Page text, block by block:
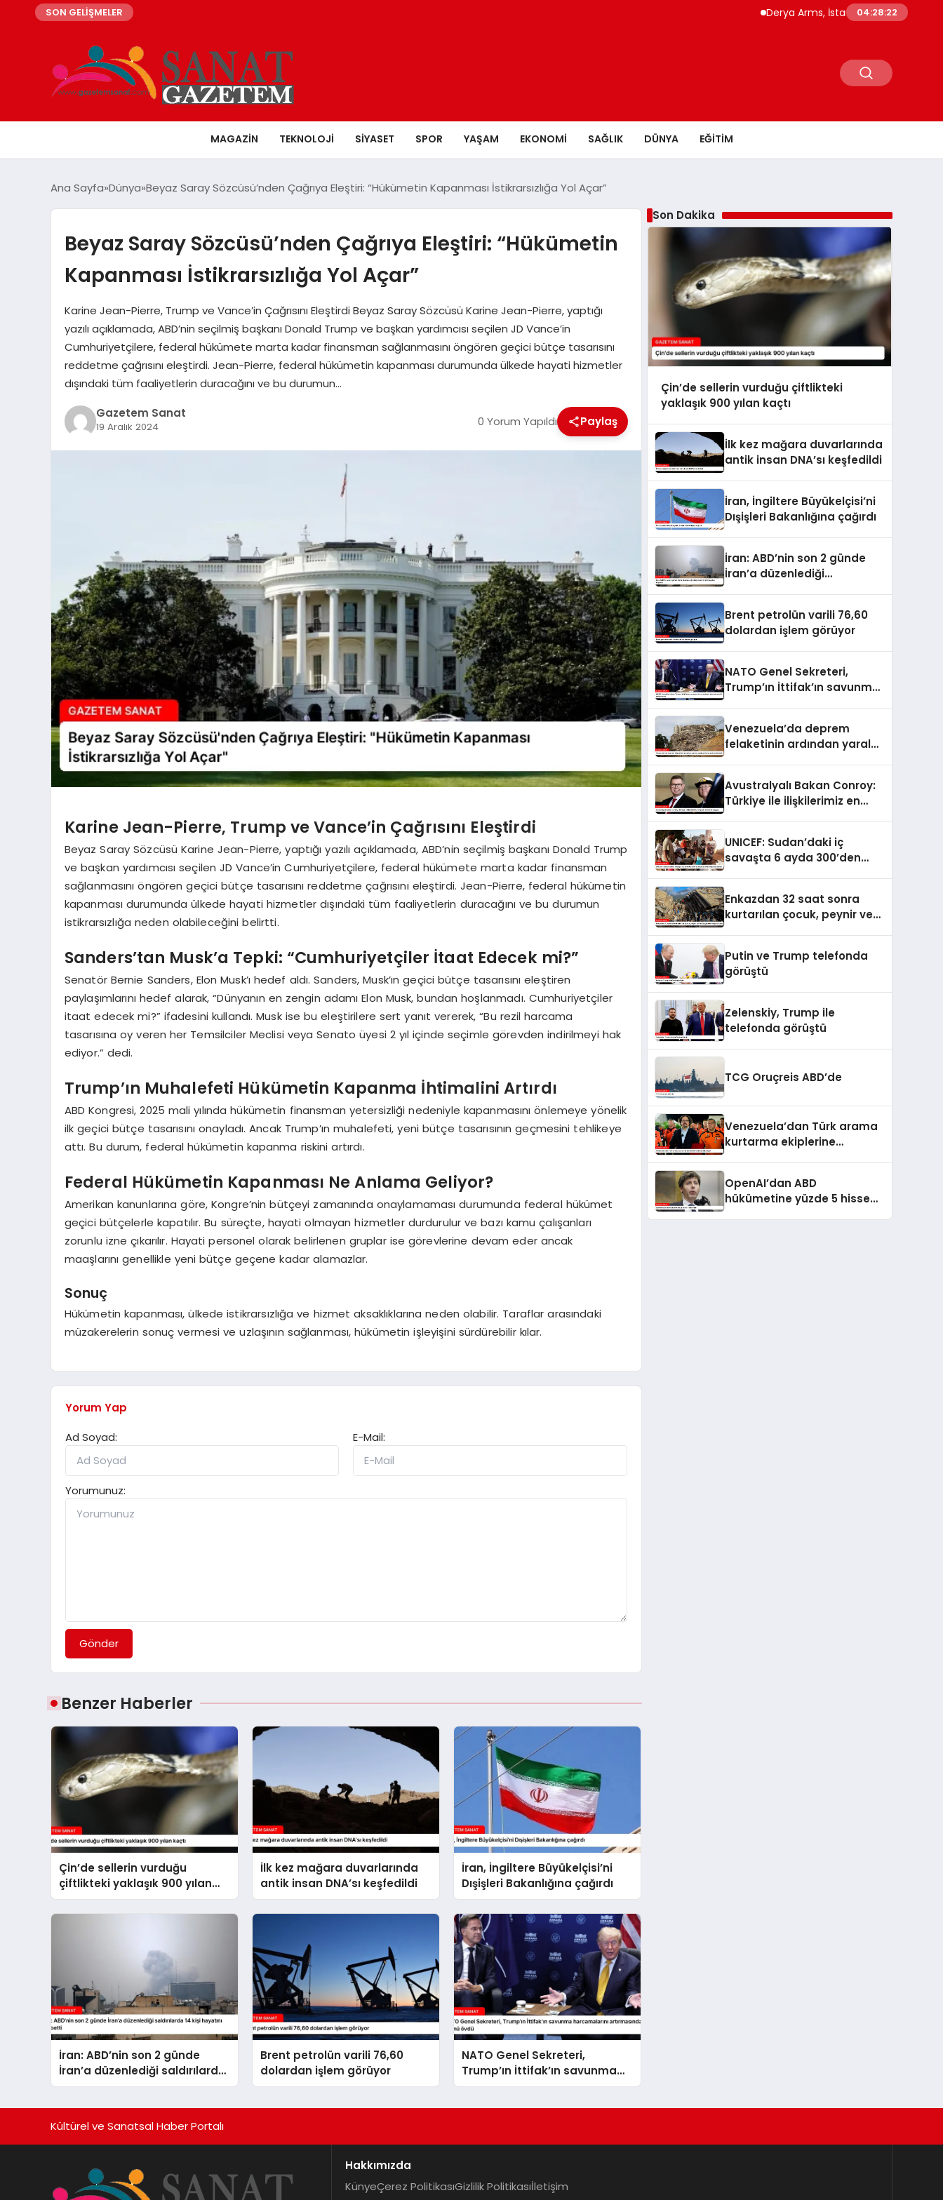
SON GELİŞMELER Derya Arms, İstanbul Prohunt 2026’da
04:28:23
MAGAZIN TEKNOLOJI SIYASET SPOR YAŞAM EKONOMI SAĞLIK DÜNYA EĞITIM
Ana Sayfa Dünya Beyaz Saray Sözcüsü’nden Çağrıya Eleştiri: “Hükümetin Kapanması İstikrarsızlığa Yol Açar”
Beyaz Saray Sözcüsü’nden Çağrıya Eleştiri: “Hükümetin
Kapanması İstikrarsızlığa Yol Açar”
Karine Jean-Pierre, Trump ve Vance’in Çağrısını Eleştirdi Beyaz Saray Sözcüsü Karine Jean-Pierre, yaptığı
yazılı açıklamada, ABD’nin seçilmiş başkanı Donald Trump ve başkan yardımcısı seçilen JD Vance’in
Cumhuriyetçilere, federal hükümete marta kadar finansman sağlanmasını öngören geçici bütçe tasarısını
reddetme çağrısını eleştirdi. Jean-Pierre, federal hükümetin kapanması durumunda ülkede hayati hizmetler
dışındaki tüm faaliyetlerin duracağını ve bu durumun…
Gazetem Sanat
19 Aralık 2024 0 Yorum Yapıldı Paylaş
Karine Jean-Pierre, Trump ve Vance’in Çağrısını Eleştirdi
Beyaz Saray Sözcüsü Karine Jean-Pierre, yaptığı yazılı açıklamada, ABD’nin seçilmiş başkanı Donald Trump
ve başkan yardımcısı seçilen JD Vance’in Cumhuriyetçilere, federal hükümete marta kadar finansman
sağlanmasını öngören geçici bütçe tasarısını reddetme çağrısını eleştirdi. Jean-Pierre, federal hükümetin
kapanması durumunda ülkede hayati hizmetler dışındaki tüm faaliyetlerin duracağını ve bu durumun
istikrarsızlığa neden olabileceğini belirtti.
Sanders’tan Musk’a Tepki: “Cumhuriyetçiler İtaat Edecek mi?”
Senatör Bernie Sanders, Elon Musk’ı hedef aldı. Sanders, Musk’ın geçici bütçe tasarısını eleştiren
paylaşımlarını hedef alarak, “Dünyanın en zengin adamı Elon Musk, bundan hoşlanmadı. Cumhuriyetçiler
itaat edecek mi?” ifadesini kullandı. Musk ise bu eleştirilere sert yanıt vererek, “Bu rezil harcama
tasarısına oy veren her Temsilciler Meclisi veya Senato üyesi 2 yıl içinde seçimle görevden indirilmeyi hak
ediyor.” dedi.
Trump’ın Muhalefeti Hükümetin Kapanma İhtimalini Artırdı
ABD Kongresi, 2025 mali yılında hükümetin finansman yetersizliği nedeniyle kapanmasını önlemeye yönelik
ilk geçici bütçe tasarısını onayladı. Ancak Trump’ın muhalefeti, yeni bütçe tasarısının geçmesini tehlikeye
attı. Bu durum, federal hükümetin kapanma riskini artırdı.
Federal Hükümetin Kapanması Ne Anlama Geliyor?
Amerikan kanunlarına göre, Kongre’nin bütçeyi zamanında onaylamaması durumunda federal hükümet
geçici bütçelerle kapatılır. Bu süreçte, hayati olmayan hizmetler durdurulur ve bazı kamu çalışanları
zorunlu izne çıkarılır. Hayati personel olarak belirlenen gruplar ise görevlerine devam eder ancak
maaşlarını genellikle yeni bütçe geçene kadar alamazlar.
Sonuç
Hükümetin kapanması, ülkede istikrarsızlığa ve hizmet aksaklıklarına neden olabilir. Taraflar arasındaki
müzakerelerin sonuç vermesi ve uzlaşının sağlanması, hükümetin işleyişini sürdürebilir kılar.
Yorum Yap
Ad Soyad:
E-Mail:
Yorumunuz:
Gönder
Benzer Haberler
Çin’de sellerin vurduğu
çiftlikteki yaklaşık 900 yılan
kaçtı
İlk kez mağara duvarlarında
antik insan DNA’sı keşfedildi
İran, İngiltere Büyükelçisi’ni
Dışişleri Bakanlığına çağırdı
İran: ABD’nin son 2 günde
İran’a düzenlediği saldırılarda
14 kişi hayatını kaybetti
Brent petrolün varili 76,60
dolardan işlem görüyor
NATO Genel Sekreteri,
Trump’ın İttifak’ın savunma
harcamalarını artırmasındaki
Son Dakika
Çin’de sellerin vurduğu çiftlikteki
yaklaşık 900 yılan kaçtı
İlk kez mağara duvarlarında
antik insan DNA’sı keşfedildi
İran, İngiltere Büyükelçisi’ni
Dışişleri Bakanlığına çağırdı
İran: ABD’nin son 2 günde
İran’a düzenlediği
Brent petrolün varili 76,60
dolardan işlem görüyor
NATO Genel Sekreteri,
Trump’ın İttifak’ın savunma
Venezuela’da deprem
felaketinin ardından yaralar
Avustralyalı Bakan Conroy:
Türkiye ile ilişkilerimiz en
UNICEF: Sudan’daki iç
savaşta 6 ayda 300’den
Enkazdan 32 saat sonra
kurtarılan çocuk, peynir ve
Putin ve Trump telefonda
görüştü
Zelenskiy, Trump ile
telefonda görüştü
TCG Oruçreis ABD’de
Venezuela’dan Türk arama
kurtarma ekiplerine
OpenAI’dan ABD
hükümetine yüzde 5 hisse
Kültürel ve Sanatsal Haber Portalı
Hakkımızda
KünyeÇerez PolitikasıGizlilik Politikasıİletişim